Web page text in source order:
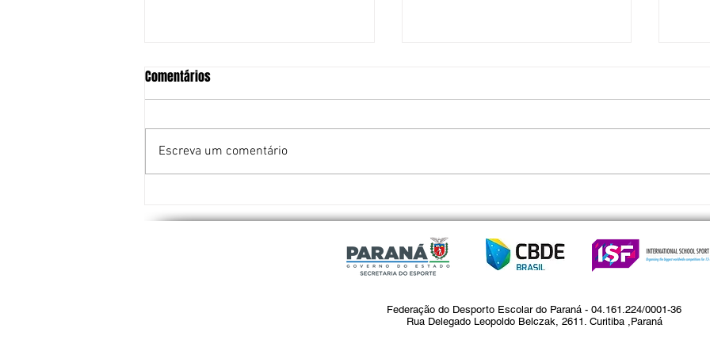
talentos e consagra campeões
do Paraná para os Jogos
Escolares Sul - Americanos
Comentários
Escreva um comentário
Federação do Desporto Escolar do Paraná - 04.161.224/0001-36
Rua Delegado Leopoldo Belczak, 2611. Curitiba ,Paraná